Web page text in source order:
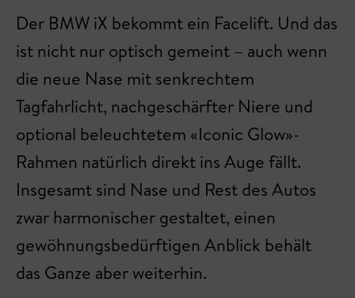
Der BMW iX bekommt ein Facelift. Und das
ist nicht nur optisch gemeint – auch wenn
die neue Nase mit senkrechtem
Tagfahrlicht, nachgeschärfter Niere und
optional beleuchtetem «Iconic Glow»-
Rahmen natürlich direkt ins Auge fällt.
Insgesamt sind Nase und Rest des Autos
zwar harmonischer gestaltet, einen
gewöhnungsbedürftigen Anblick behält
das Ganze aber weiterhin.